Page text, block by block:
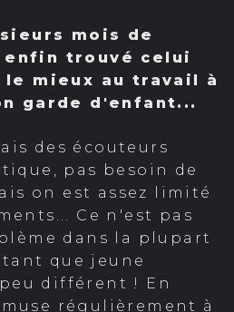
mois de
trouvé celui
mieux au travail à
garde d'enfant...
des écouteurs
pas besoin de
on est assez limité
Ce n'est pas
dans la plupart
tant que jeune
différent ! En
régulièrement à